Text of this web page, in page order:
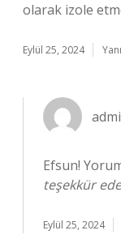
olarak izole
Eylül 25, 2024
Efsun!
teşekkür
Eylül 25, 2024